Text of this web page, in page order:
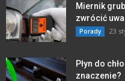
Miernik
zwrócić
Porady 23
Płyn do
znaczenie?